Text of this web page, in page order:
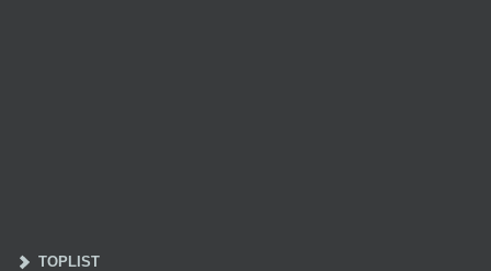
TOPLIST